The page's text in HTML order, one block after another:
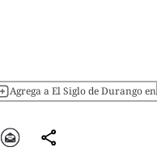
Agrega a El Siglo de Durango en
Correo comparte